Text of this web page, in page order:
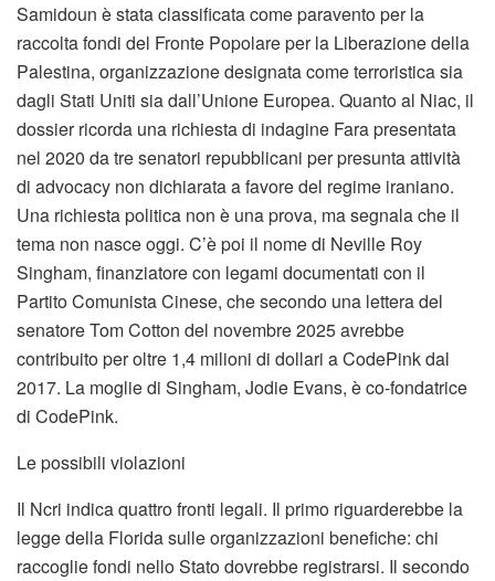
Samidoun è stata classificata come paravento per la
raccolta fondi del Fronte Popolare per la Liberazione della
Palestina, organizzazione designata come terroristica sia
dagli Stati Uniti sia dall’Unione Europea. Quanto al Niac, il
dossier ricorda una richiesta di indagine Fara presentata
nel 2020 da tre senatori repubblicani per presunta attività
di advocacy non dichiarata a favore del regime iraniano.
Una richiesta politica non è una prova, ma segnala che il
tema non nasce oggi. C’è poi il nome di Neville Roy
Singham, finanziatore con legami documentati con il
Partito Comunista Cinese, che secondo una lettera del
senatore Tom Cotton del novembre 2025 avrebbe
contribuito per oltre 1,4 milioni di dollari a CodePink dal
2017. La moglie di Singham, Jodie Evans, è co-fondatrice
di CodePink.
Le possibili violazioni
Il Ncri indica quattro fronti legali. Il primo riguarderebbe la
legge della Florida sulle organizzazioni benefiche: chi
raccoglie fondi nello Stato dovrebbe registrarsi. Il secondo